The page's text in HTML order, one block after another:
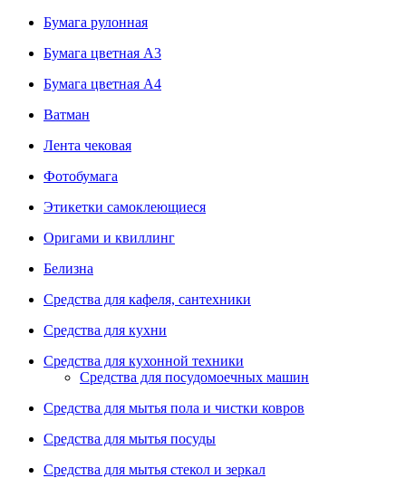
Бумага рулонная
Бумага цветная А3
Бумага цветная А4
Ватман
Лента чековая
Фотобумага
Этикетки самоклеющиеся
Оригами и квиллинг
Белизна
Средства для кафеля, сантехники
Средства для кухни
Средства для кухонной техники
Средства для посудомоечных машин
Средства для мытья пола и чистки ковров
Средства для мытья посуды
Средства для мытья стекол и зеркал